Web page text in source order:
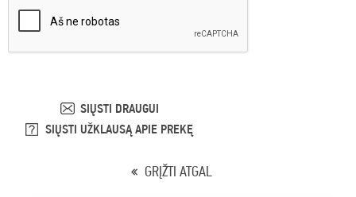
SIŲSTI DRAUGUI
SIŲSTI UŽKLAUSĄ APIE PREKĘ
GRĮŽTI ATGAL